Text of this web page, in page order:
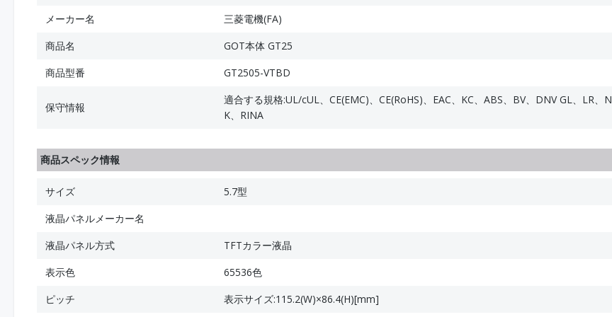
メーカー名
三菱電機(FA)
商品名
GOT本体 GT25
商品型番
GT2505-VTBD
保守情報
適合する規格:UL/cUL、CE(EMC)、CE(RoHS)、EAC、KC、ABS、BV、DNV GL、LR、N
K、RINA
商品スペック情報
サイズ
5.7型
液晶パネルメーカー名
液晶パネル方式
TFTカラー液晶
表示色
65536色
ピッチ
表示サイズ:115.2(W)×86.4(H)[mm]